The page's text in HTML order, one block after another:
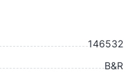
146532
B&R